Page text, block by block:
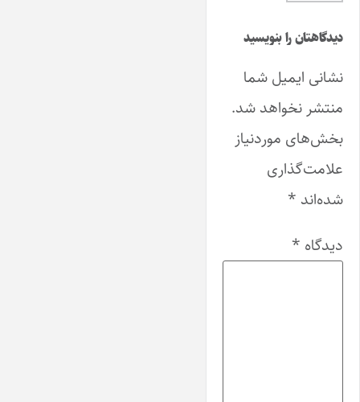
دیدگاهتان را بنویسید
نشانی ایمیل شما
منتشر نخواهد شد.
بخش‌های موردنیاز
علامت‌گذاری
شده‌اند *
دیدگاه *